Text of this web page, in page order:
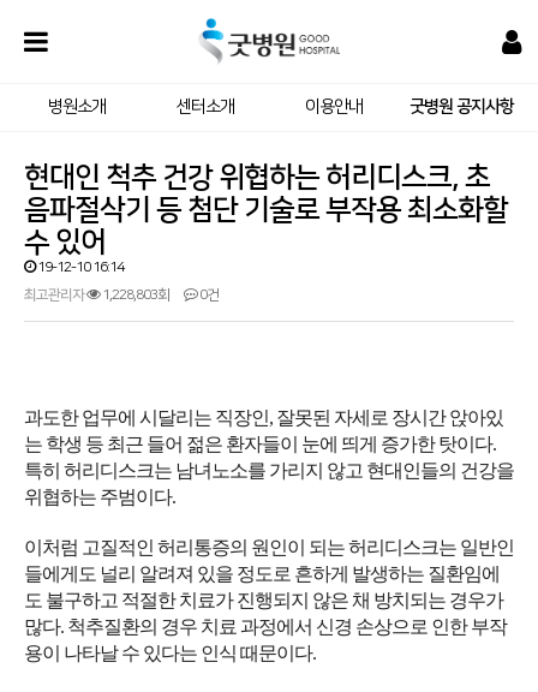
병원소개 센터소개 이용안내 굿병원 공지사항
현대인 척추 건강 위협하는 허리디스크, 초
음파절삭기 등 첨단 기술로 부작용 최소화할
수 있어
19-12-10 16:14
최고관리자
1,228,803회 0건
과도한 업무에 시달리는 직장인, 잘못된 자세로 장시간 앉아있
는 학생 등 최근 들어 젊은 환자들이 눈에 띄게 증가한 탓이다.
특히 허리디스크는 남녀노소를 가리지 않고 현대인들의 건강을
위협하는 주범이다.
이처럼 고질적인 허리통증의 원인이 되는 허리디스크는 일반인
들에게도 널리 알려져 있을 정도로 흔하게 발생하는 질환임에
도 불구하고 적절한 치료가 진행되지 않은 채 방치되는 경우가
많다. 척추질환의 경우 치료 과정에서 신경 손상으로 인한 부작
용이 나타날 수 있다는 인식 때문이다.